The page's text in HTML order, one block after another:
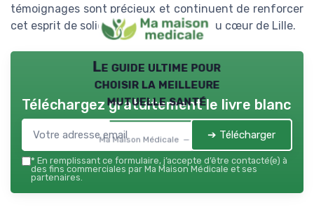
témoignages sont précieux et continuent de renforcer
cet esprit de solidarité et d'humanité au cœur de Lille.
Le guide ultime pour
choisir la meilleure
mutuelle santé
Ma Maison Médicale — 2026
Téléchargez gratuitement le livre blanc
➔ Télécharger
* En remplissant ce formulaire, j’accepte d’être contacté(e) à
des fins commerciales par Ma Maison Médicale et ses
partenaires.